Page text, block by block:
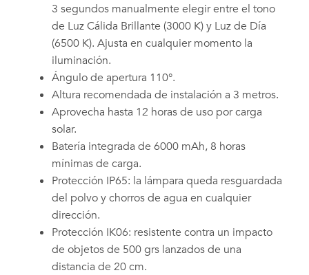
3 segundos manualmente elegir entre el tono
de Luz Cálida Brillante (3000 K) y Luz de Día
(6500 K). Ajusta en cualquier momento la
iluminación.
Ángulo de apertura 110°.
Altura recomendada de instalación a 3 metros.
Aprovecha hasta 12 horas de uso por carga
solar.
Batería integrada de 6000 mAh, 8 horas
mínimas de carga.
Protección IP65: la lámpara queda resguardada
del polvo y chorros de agua en cualquier
dirección.
Protección IK06: resistente contra un impacto
de objetos de 500 grs lanzados de una
distancia de 20 cm.